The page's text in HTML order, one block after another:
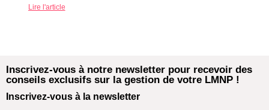
Lire l'article
Inscrivez-vous à notre newsletter pour recevoir des
conseils exclusifs sur la gestion de votre LMNP !
Inscrivez-vous à la newsletter